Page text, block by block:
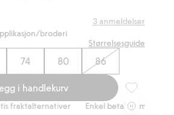
3 anmeldelser
broderi
Størrelsesguide
74 80 86
i handlekurv
Piléjakke
Enkel betaling med Vipps &